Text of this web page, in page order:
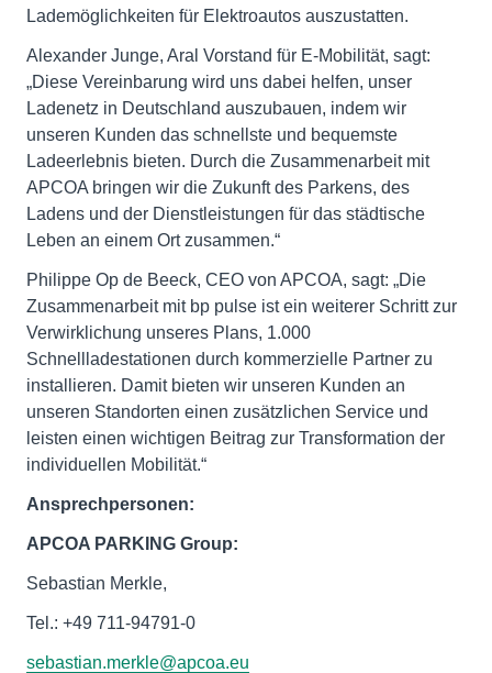
Lademöglichkeiten für Elektroautos auszustatten.
Alexander Junge, Aral Vorstand für E-Mobilität, sagt:
„Diese Vereinbarung wird uns dabei helfen, unser
Ladenetz in Deutschland auszubauen, indem wir
unseren Kunden das schnellste und bequemste
Ladeerlebnis bieten. Durch die Zusammenarbeit mit
APCOA bringen wir die Zukunft des Parkens, des
Ladens und der Dienstleistungen für das städtische
Leben an einem Ort zusammen.“
Philippe Op de Beeck, CEO von APCOA, sagt: „Die
Zusammenarbeit mit bp pulse ist ein weiterer Schritt zur
Verwirklichung unseres Plans, 1.000
Schnellladestationen durch kommerzielle Partner zu
installieren. Damit bieten wir unseren Kunden an
unseren Standorten einen zusätzlichen Service und
leisten einen wichtigen Beitrag zur Transformation der
individuellen Mobilität.“
Ansprechpersonen:
APCOA PARKING Group:
Sebastian Merkle,
Tel.: +49 711-94791-0
sebastian.merkle@apcoa.eu